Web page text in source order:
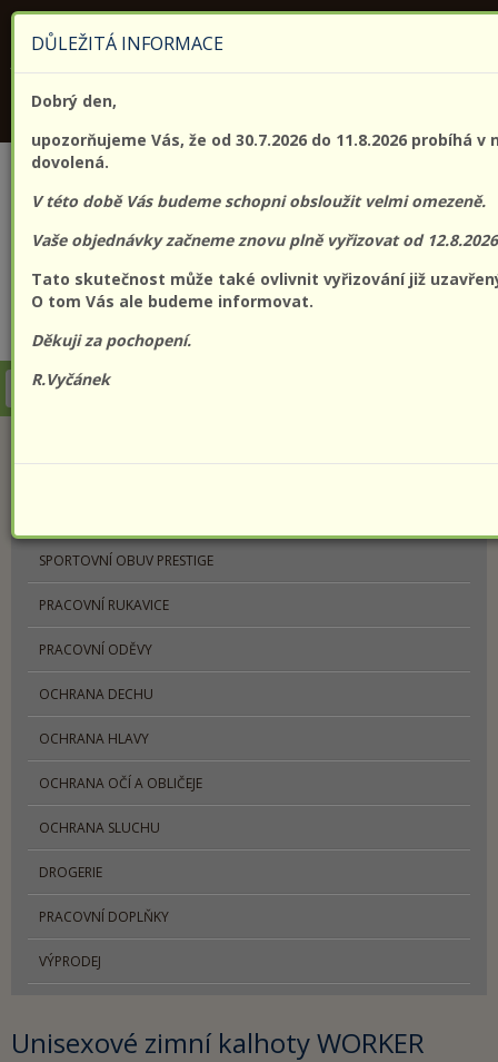
CZK
KATEGORIE
SPORTOVNÍ OBUV PRESTIGE
PRACOVNÍ RUKAVICE
PRACOVNÍ ODĚVY
OCHRANA DECHU
OCHRANA HLAVY
OCHRANA OČÍ A OBLIČEJE
OCHRANA SLUCHU
DROGERIE
PRACOVNÍ DOPLŇKY
VÝPRODEJ
Unisexové zimní kalhoty WORKER
DŮLEŽITÁ INFORMACE
Dobrý den,
upozorňujeme Vás, že od 30.7.2026 do 11.8.2026 probíhá v
dovolená.
V této době Vás budeme schopni obsloužit velmi omezeně.
Vaše objednávky začneme znovu plně vyřizovat od 12.8.2026
Tato skutečnost může také ovlivnit vyřizování již
O tom Vás ale budeme informovat.
Děkuji za pochopení.
R.Vyčánek